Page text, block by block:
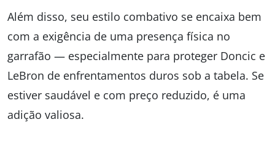
Além disso, seu estilo combativo se encaixa bem
com a exigência de uma presença física no
garrafão — especialmente para proteger Doncic e
LeBron de enfrentamentos duros sob a tabela. Se
estiver saudável e com preço reduzido, é uma
adição valiosa.